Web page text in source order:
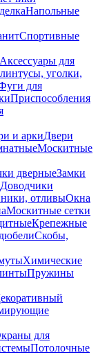
Напольные
Спортивные
Аксессуары для
уголки,
для
Приспособления
и аркиДвери
Москитные
дверныеЗамки
Доводчики
отливыОкна
Москитные сетки
Крепежные
Скобы,
Химические
Пружины
для
Потолочные